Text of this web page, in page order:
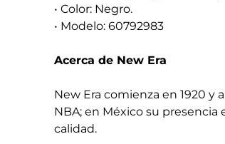
• Color: Negro.
• Modelo: 60792983
Acerca de New Era
New Era comienza en 1920 y
NBA; en México su presencia
calidad.